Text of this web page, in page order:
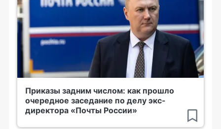
Приказы задним числом: как прошло
очередное заседание по делу экс-
директора «Почты России»